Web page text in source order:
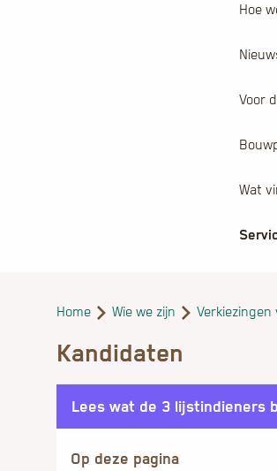
Hoe
Voor
Wat
Kandidaten
Lees wat de 3 lijstindieners